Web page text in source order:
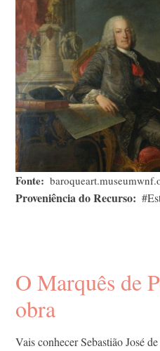
Fonte
Proveniência do Recurso
O Marquês de
obra
Vais conhecer Sebastião José